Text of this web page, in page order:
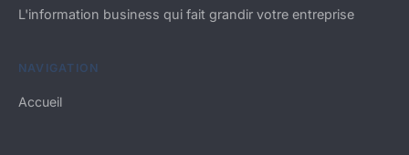
L'information business qui fait grandir votre entreprise
NAVIGATION
Accueil